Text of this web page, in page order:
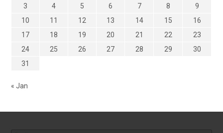
3 4 5 6 7 8
9
10
11 12 13 14 15
16
17
18 19 20 21 22
23
24
25 26 27 28 29
30
31
« Jan